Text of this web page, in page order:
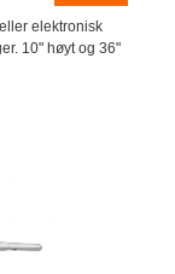
elektronisk
10" høyt og 36"